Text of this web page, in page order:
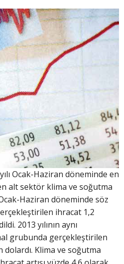
Ocak-Haziran döneminde en
alt sektör klima ve soğutma
Haziran döneminde söz
ihracat 1,2
2013 yılının aynı
grubunda gerçekleştirilen
dolardı. Klima ve soğutma